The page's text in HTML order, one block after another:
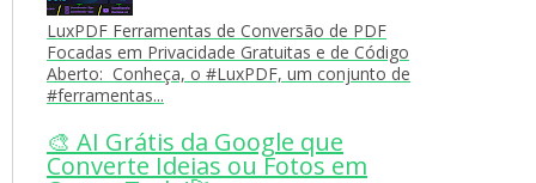
LuxPDF Ferramentas de Conversão de PDF
Focadas em Privacidade Gratuitas e de Código
Aberto: Conheça, o #LuxPDF, um conjunto de
#ferramentas...
🎨 AI Grátis da Google que
Converte Ideias ou Fotos em